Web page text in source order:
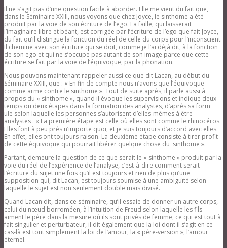
Il ne s’agit pas d’une question facile à aborder. Elle me vient du fait que,
dans le Séminaire XXIII, nous voyons que chez Joyce, le sinthome a été
produit par la voie de son écriture de l’ego. La faille, qui laisserait
l’imaginaire libre et béant, est corrigée par l’écriture de l’ego que fait Joyce,
du fait qu’il distingue la fonction du réel de celle du corps pour l’inconscient.
Il chemine avec son écriture qui se doit, comme je l’ai déjà dit, à la fonction
de son ego et qui ne s’occupe pas autant de son image parce que cette
écriture se fait par la voie de l’équivoque, par la phonation.
Nous pouvons maintenant rappeler aussi ce que dit Lacan, au début du
Séminaire XXIII, que : « En fin de compte nous n’avons que l’équivoque
comme arme contre le sinthome ». Tout de suite après, il parle aussi à
propos du « sinthome », quand il évoque les supervisions et indique deux
temps ou deux étapes dans la formation des analystes, d’après sa form
ule selon laquelle les personnes s’autorisent d’elles-mêmes à être
analystes : « La première étape est celle où elles sont comme le rhinocéros.
Elles font à peu près n’importe quoi, et je suis toujours d’accord avec elles.
En effet, elles ont toujours raison. La deuxième étape consiste à tirer profit
de cette équivoque qui pourrait libérer quelque chose du sinthome ».
Partant, demeure la question de ce que serait le « sinthome » produit par la
voie du réel de l’expérience de l’analyse, c’est-à-dire comment serait
l’écriture du sujet une fois qu’il est toujours et rien de plus qu’une
supposition qui, dit Lacan, est toujours soumise à une ambiguïté selon
laquelle le sujet est non seulement double mais divisé.
Quand Lacan dit, dans ce séminaire, qu’il essaie de donner un autre corps,
celui du nœud borroméen, à l’intuition de Freud selon laquelle les fils
aiment le père dans la mesure où ils sont privés de femme, ce qui est tout à
fait singulier et perturbateur, il dit également que la loi dont il s’agit en ce
cas-là est tout simplement la loi de l’amour, la « père-version », l’amour
éternel.